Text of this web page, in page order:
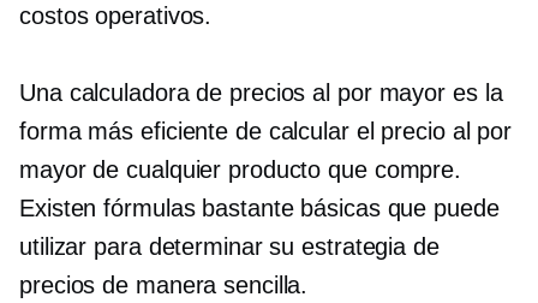
costos operativos.
Una calculadora de precios al por mayor es la
forma más eficiente de calcular el precio al por
mayor de cualquier producto que compre.
Existen fórmulas bastante básicas que puede
utilizar para determinar su estrategia de
precios de manera sencilla.